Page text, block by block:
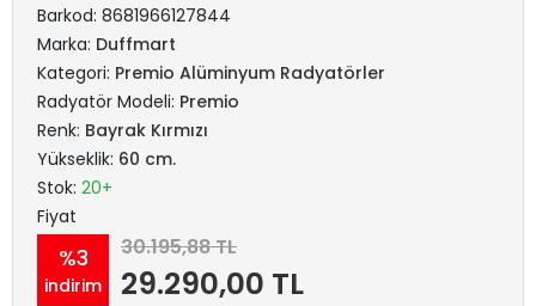
Barkod: 8681966127844
Marka: Duffmart
Kategori: Premio Alüminyum Radyatörler
Radyatör Modeli: Premio
Renk: Bayrak Kırmızı
Yükseklik: 60 cm.
Stok: 20+
Fiyat
%3
indirim
30.195,88 TL
29.290,00 TL